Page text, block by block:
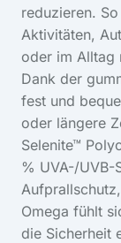
reduzieren.
Aktivitäten,
oder im Alltag
Dank der
fest und
oder längere
Selenite™
% UVA-/UVB-
Omega fühlt
die Sicherheit